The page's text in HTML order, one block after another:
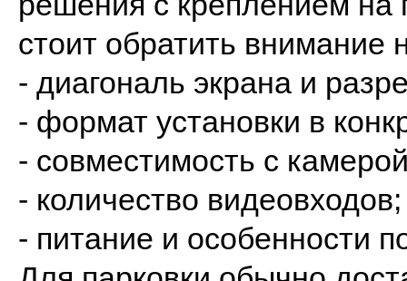
стоит обратить внимание
- диагональ экрана и
- формат установки в
- совместимость с
- количество видеовходов;
- питание и особенности